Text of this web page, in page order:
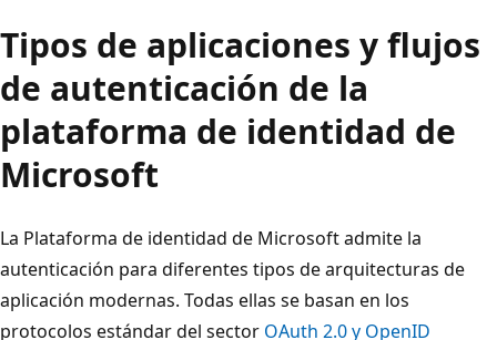
Tipos de aplicaciones y flujos
de autenticación de la
plataforma de identidad de
Microsoft
La Plataforma de identidad de Microsoft admite la
autenticación para diferentes tipos de arquitecturas de
aplicación modernas. Todas ellas se basan en los
protocolos estándar del sector OAuth 2.0 y OpenID